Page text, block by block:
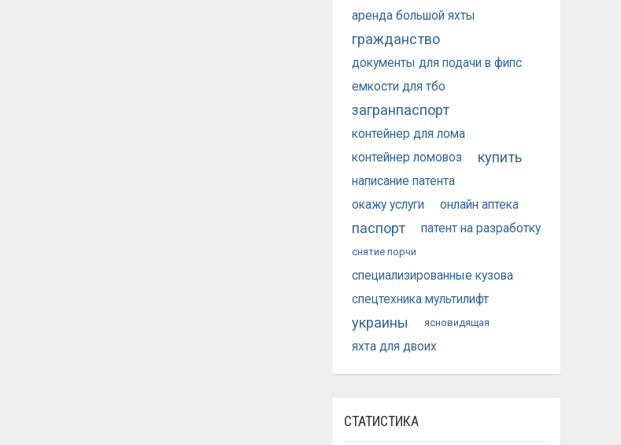
аренда большой яхты
гражданство
документы для подачи в фипс
емкости для тбо
загранпаспорт
контейнер для лома
контейнер ломовоз
купить
написание патента
окажу услуги
онлайн аптека
паспорт патент на разработку
снятие порчи
специализированные кузова
спецтехника мультилифт
украины ясновидящая
яхта для двоих
СТАТИСТИКА